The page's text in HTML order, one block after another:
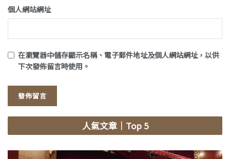
個人網站網址
在瀏覽器中儲存顯示名稱、電子郵件地址及個人網站網址，以供
下次發佈留言時使用。
人氣文章｜Top 5